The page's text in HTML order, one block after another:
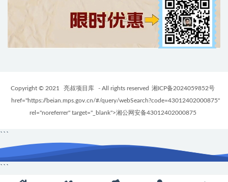
Copyright © 2021 亮叔项目库 - All rights reserved 湘ICP备2024059852号
href="https://beian.mps.gov.cn/#/query/webSearch?code=43012402000875"
rel="noreferrer" target="_blank">湘公网安备43012402000875
```
```